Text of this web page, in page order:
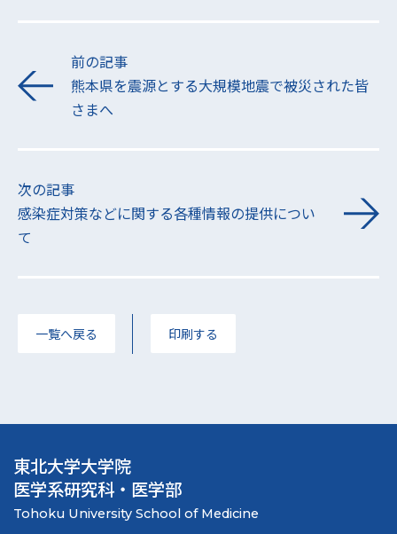
前の記事
熊本県を震源とする大規模地震で被災された皆
さまへ
次の記事
感染症対策などに関する各種情報の提供につい
て
一覧へ戻る 印刷する
東北大学大学院
医学系研究科・医学部